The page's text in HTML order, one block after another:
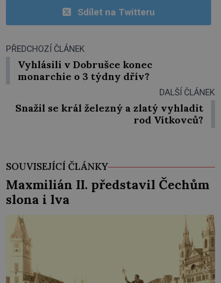
Sdílet na Twitteru
PŘEDCHOZÍ ČLÁNEK
Vyhlásili v Dobrušce konec
monarchie o 3 týdny dřív?
DALŠÍ ČLÁNEK
Snažil se král železný a zlatý vyhladit
rod Vítkovců?
SOUVISEJÍCÍ ČLÁNKY
Maxmilián II. představil Čechům
slona i lva